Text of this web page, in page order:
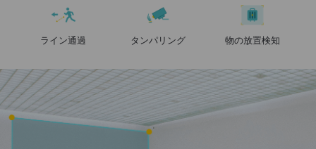
ライン通過 タンパリング 物の放置検知